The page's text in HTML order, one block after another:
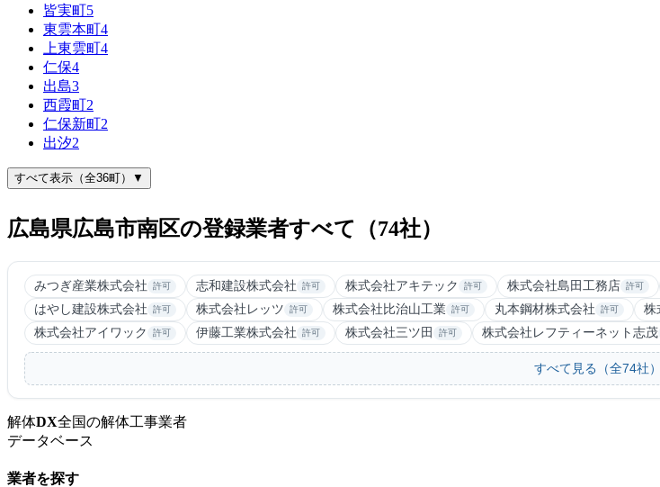
皆実町5
東雲本町4
上東雲町4
仁保4
出島3
西霞町2
仁保新町2
出汐2
すべて表示（全36町）▼
広島県広島市南区の登録業者すべて（74社）
みつぎ産業株式会社 許可 志和建設株式会社 許可 株式会社アキテック 許可 株式会社島田工務店 許可
はやし建設株式会社 許可 株式会社レッツ 許可 株式会社比治山工業 許可 丸本鋼材株式会社 許可 株
株式会社アイワック 許可 伊藤工業株式会社 許可 株式会社三ツ田 許可 株式会社レフティーネット志茂
すべて見る（全74社
解体DX全国の解体工事業者
データベース
業者を探す